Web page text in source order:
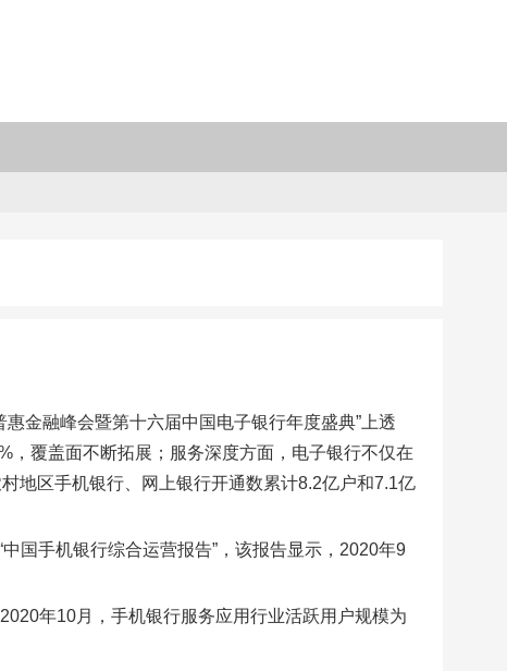
金融峰会暨第十六届中国电子银行年度盛典”上透
，覆盖面不断拓展；服务深度方面，电子银行不仅在
地区手机银行、网上银行开通数累计8.2亿户和7.1亿
国手机银行综合运营报告”，该报告显示，2020年9
年10月，手机银行服务应用行业活跃用户规模为